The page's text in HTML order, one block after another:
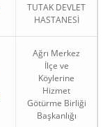
TUTAK DEVLET
HASTANESİ
Ağrı Merkez
İlçe ve
Köylerine
Hizmet
Götürme Birliği
Başkanlığı